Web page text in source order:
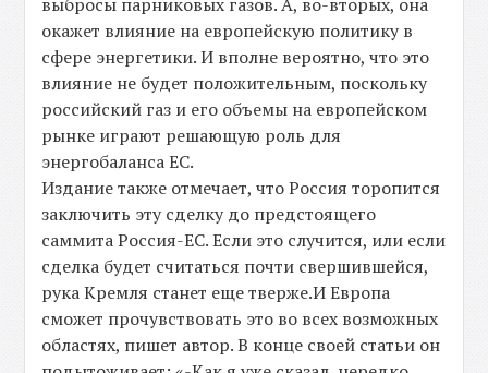
окажет влияние на европейскую политику в
сфере энергетики. И вполне вероятно, что это
влияние не будет положительным, поскольку
российский газ и его объемы на европейском
рынке играют решающую роль для
энергобаланса ЕС.
Издание также отмечает, что Россия торопится
заключить эту сделку до предстоящего
саммита Россия-ЕС. Если это случится, или если
сделка будет считаться почти свершившейся,
рука Кремля станет еще тверже.И Европа
сможет прочувствовать это во всех возможных
областях, пишет автор. В конце своей статьи он